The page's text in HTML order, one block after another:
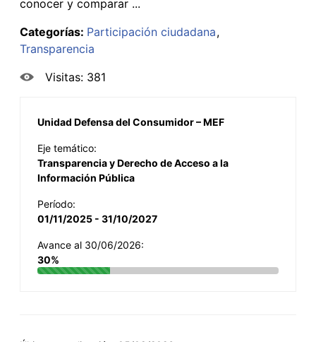
conocer y comparar ...
Categorías: Participación ciudadana
Transparencia
Visitas: 381
Unidad Defensa del Consumidor – MEF
Eje temático:
Transparencia y Derecho de Acceso a la
Información Pública
Período:
01/11/2025 - 31/10/2027
Avance al 30/06/2026:
30%